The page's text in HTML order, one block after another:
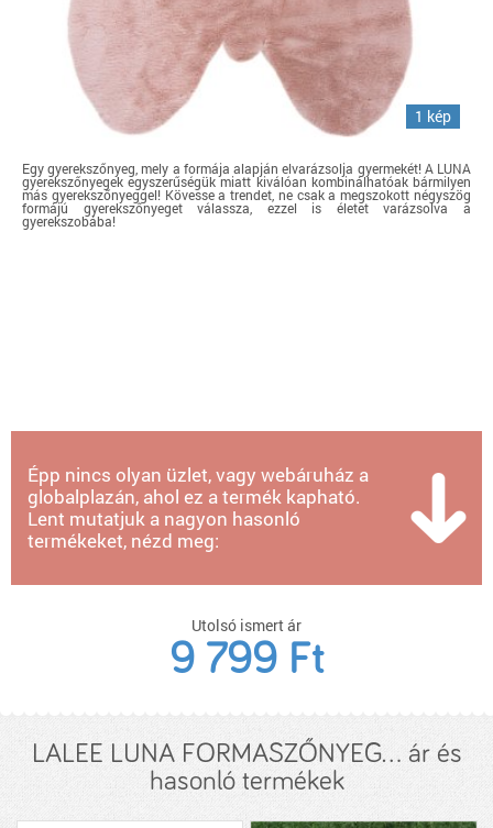
1 kép
Egy gyerekszőnyeg, mely a formája alapján elvarázsolja gyermekét! A LUNA
gyerekszőnyegek egyszerűségük miatt kiválóan kombinálhatóak bármilyen
más gyerekszőnyeggel! Kövesse a trendet, ne csak a megszokott négyszög
formájú gyerekszőnyeget válassza, ezzel is életet varázsolva a
gyerekszobába!
Épp nincs olyan üzlet, vagy webáruház a
globalplazán, ahol ez a termék kapható.
Lent mutatjuk a nagyon hasonló
termékeket, nézd meg:
Utolsó ismert ár
9 799 Ft
LALEE LUNA FORMASZŐNYEG... ár és
hasonló termékek